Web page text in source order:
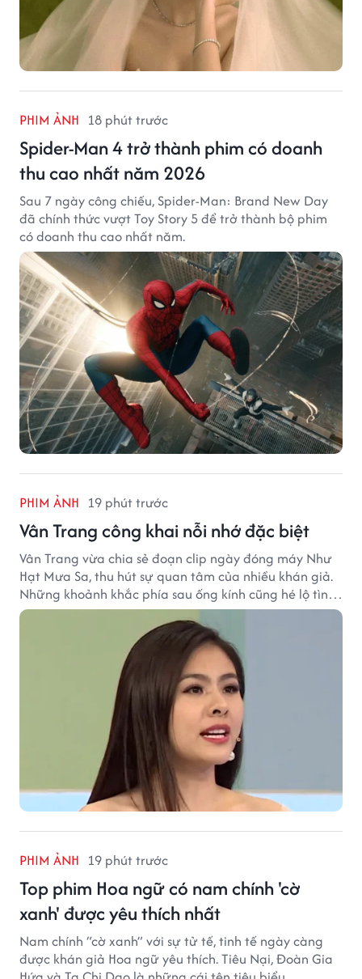
PHIM ẢNH 18 phút trước
Spider-Man 4 trở thành phim có doanh
thu cao nhất năm 2026
Sau 7 ngày công chiếu, Spider-Man: Brand New Day
đã chính thức vượt Toy Story 5 để trở thành bộ phim
có doanh thu cao nhất năm.
PHIM ẢNH 19 phút trước
Vân Trang công khai nỗi nhớ đặc biệt
Vân Trang vừa chia sẻ đoạn clip ngày đóng máy Như
Hạt Mưa Sa, thu hút sự quan tâm của nhiều khán giả.
Những khoảnh khắc phía sau ống kính cũng hé lộ tình
cảm đặc biệt mà nữ diễn viên dành cho ê-kíp bộ phim.
PHIM ẢNH 19 phút trước
Top phim Hoa ngữ có nam chính 'cờ
xanh' được yêu thích nhất
Nam chính “cờ xanh” với sự tử tế, tinh tế ngày càng
được khán giả Hoa ngữ yêu thích. Tiêu Nại, Đoàn Gia